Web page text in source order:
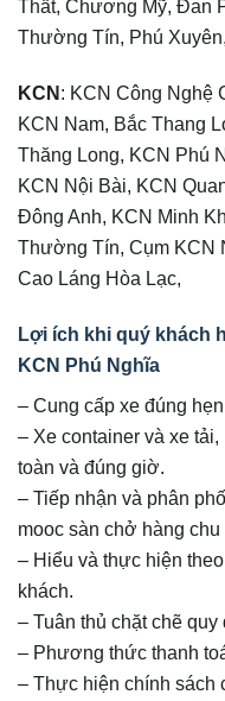
Thất, Chương Mỹ, Đan
Thường Tín, Phú
KCN: KCN Công Nghệ
KCN Nam, Bắc Thang
Thăng Long, KCN Phú
KCN Nội Bài, KCN
Đông Anh, KCN Minh
Thường Tín, Cụm KCN
Cao Láng Hòa Lạc,
Lợi ích khi quý khách
KCN Phú Nghĩa
– Cung cấp xe đúng
– Xe container và xe
toàn và đúng giờ.
– Tiếp nhận và phân
mooc sàn chở hàng chu
– Hiểu và thực hiện
khách.
– Tuân thủ chặt chẽ quy
– Phương thức thanh
– Thực hiện chính sách